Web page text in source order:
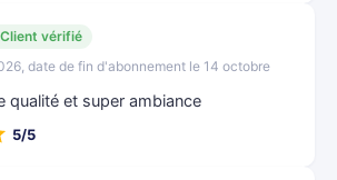
Client vérifié
date de fin d'abonnement le 14 octobre
qualité et super ambiance
5/5